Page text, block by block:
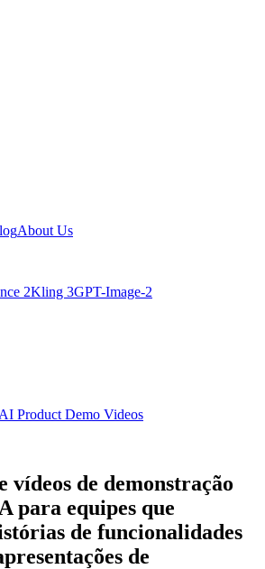
About Us
2Kling 3GPT-Image-2
AI Product Demo Videos
vídeos de demonstração
para equipes que
de funcionalidades
de